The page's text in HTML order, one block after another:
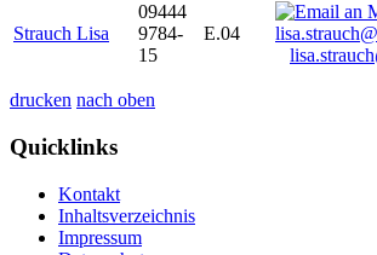
Strauch Lisa
09444
9784-
15
E.04
drucken nach oben
Quicklinks
Kontakt
Inhaltsverzeichnis
Impressum